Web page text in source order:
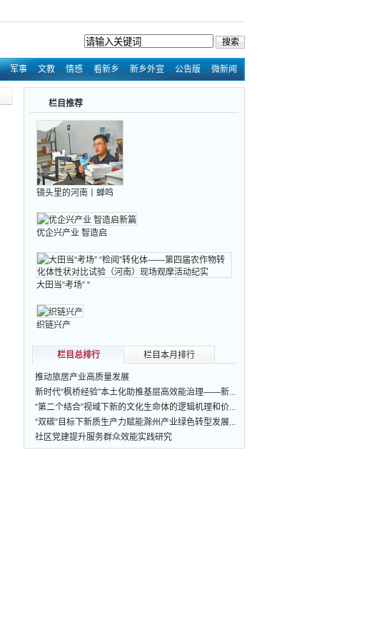
军事 文教 情感 看新乡 新乡外宣 公告版 微新闻
栏目推荐
镜头里的河南丨蝉鸣
优企兴产业 智造启
大田当“考场” “
织链兴产
栏目总排行 栏目本月排行
推动旅居产业高质量发展
新时代“枫桥经验”本土化助推基层高效能治理——新...
“第二个结合”视域下新的文化生命体的逻辑机理和价...
“双碳”目标下新质生产力赋能滁州产业绿色转型发展...
社区党建提升服务群众效能实践研究